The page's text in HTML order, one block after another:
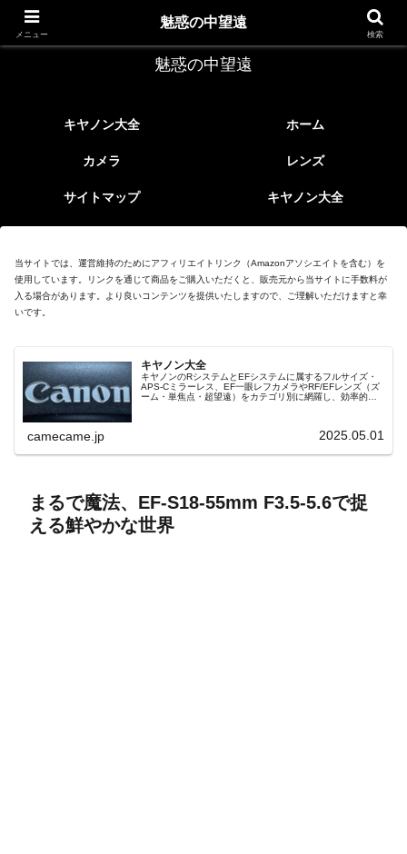
レトロなEFレンズ
魅惑の中望遠
キヤノン大全 ホーム
カメラ レンズ
サイトマップ キヤノン大全
当サイトでは、運営維持のためにアフィリエイトリンク（Amazonアソシエイトを含む）を
使用しています。リンクを通じて商品をご購入いただくと、販売元から当サイトに手数料が
入る場合があります。より良いコンテンツを提供いたしますので、ご理解いただけますと幸
いです。
キヤノン大全
キヤノンのRシステムとEFシステムに属するフルサイズ・
APS-Cミラーレス、EF一眼レフカメラやRF/EFレンズ（ズ
ーム・単焦点・超望遠）をカテゴリ別に網羅し、効率的に
camecame.jp 2025.05.01
まるで魔法、EF-S18-55mm F3.5-5.6で捉
える鮮やかな世界
メニュー
魅惑の中望遠
検索